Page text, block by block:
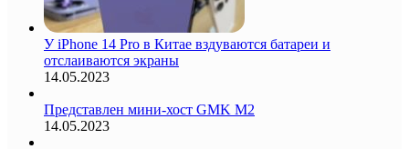
У iPhone 14 Pro в Китае вздуваются батареи и
отслаиваются экраны
14.05.2023
Представлен мини-хост GMK M2
14.05.2023